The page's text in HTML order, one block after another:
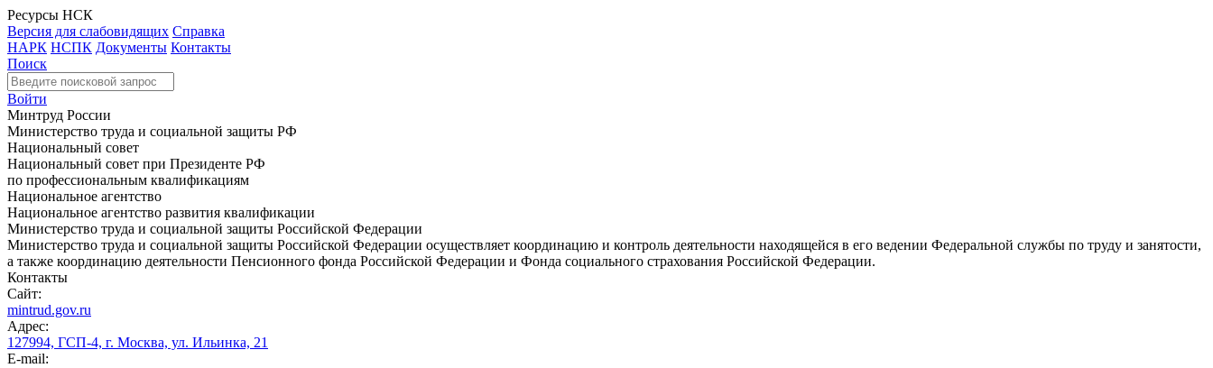
Ресурсы НСК
Версия для слабовидящих Справка
НАРК НСПК Документы Контакты
Поиск
Войти
Минтруд России
Министерство труда и социальной защиты РФ
Национальный совет
Национальный совет при Президенте РФ
по профессиональным квалификациям
Национальное агентство
Национальное агентство развития квалификации
Министерство труда и социальной защиты Российской Федерации
Министерство труда и социальной защиты Российской Федерации осуществляет координацию и контроль деятельности находящейся в его ведении Федеральной службы по труду и занятости,
а также координацию деятельности Пенсионного фонда Российской Федерации и Фонда социального страхования Российской Федерации.
Контакты
Сайт:
mintrud.gov.ru
Адрес:
127994, ГСП-4, г. Москва, ул. Ильинка, 21
E-mail: